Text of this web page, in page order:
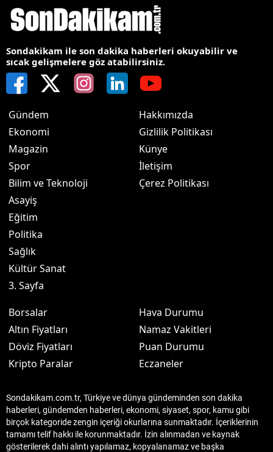
Sondakikam ile son dakika haberleri okuyabilir ve
sıcak gelişmelere göz atabilirsiniz.
Gündem
Ekonomi
Magazin
Spor
Bilim ve Teknoloji
Asayiş
Eğitim
Politika
Sağlık
Kültür Sanat
3. Sayfa
Hakkımızda
Gizlilik Politikası
Künye
İletişim
Çerez Politikası
Borsalar
Altın Fiyatları
Döviz Fiyatları
Kripto Paralar
Hava Durumu
Namaz Vakitleri
Puan Durumu
Eczaneler
Sondakikam.com.tr, Türkiye ve dünya gündeminden son dakika
haberleri, gündemden haberleri, ekonomi, siyaset, spor, kamu gibi
birçok kategoride zengin içeriği okurlarına sunmaktadır. İçeriklerinin
tamamı telif hakkı ile korunmaktadır. İzin alınmadan ve kaynak
gösterilerek dahi alıntı yapılamaz, kopyalanamaz ve başka